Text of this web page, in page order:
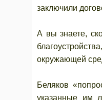
заключили
А вы знаете,
окружающей
Беляков
указанные им